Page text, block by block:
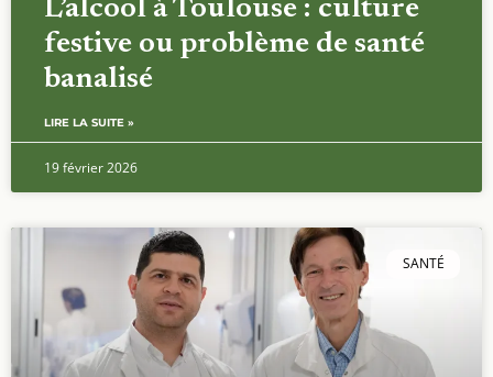
L’alcool à Toulouse : culture
festive ou problème de santé
banalisé
LIRE LA SUITE »
19 février 2026
SANTÉ